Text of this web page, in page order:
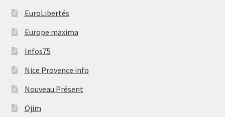
EuroLibertés
Europe maxima
Infos75
Nice Provence info
Nouveau Présent
Ojim